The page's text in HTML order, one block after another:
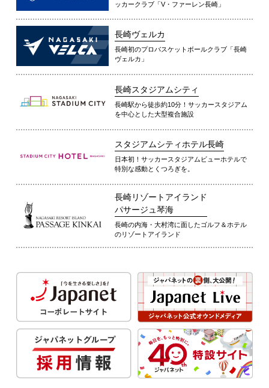
ッカークラブ「V・ファーレン長崎」
長崎ヴェルカ
長崎初のプロバスケットボールクラブ「長崎
ヴェルカ」
長崎スタジアムシティ
長崎駅から徒歩約10分！サッカースタジアム
を中心とした大型複合施設
スタジアムシティホテル長崎
日本初！サッカースタジアムビューホテルで
特別な感動とくつろぎを。
長崎リゾートアイランド
パサージュ琴海
長崎の内海・大村湾に面したゴルフ＆ホテル
のリゾートアイランド